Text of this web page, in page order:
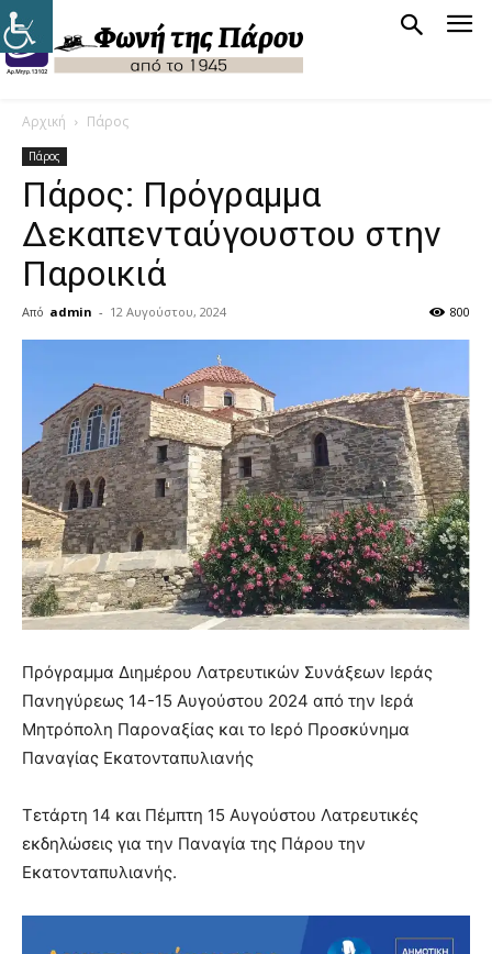
Αρχική Πάρος
Πάρος
Πάρος: Πρόγραμμα
Δεκαπενταύγουστου στην
Παροικιά
Από admin - 12 Αυγούστου, 2024 800
Πρόγραμμα Διημέρου Λατρευτικών Συνάξεων Ιεράς
Πανηγύρεως 14-15 Αυγούστου 2024 από την Ιερά
Μητρόπολη Παροναξίας και το Ιερό Προσκύνημα
Παναγίας Εκατονταπυλιανής
Τετάρτη 14 και Πέμπτη 15 Αυγούστου Λατρευτικές
εκδηλώσεις για την Παναγία της Πάρου την
Εκατονταπυλιανής.